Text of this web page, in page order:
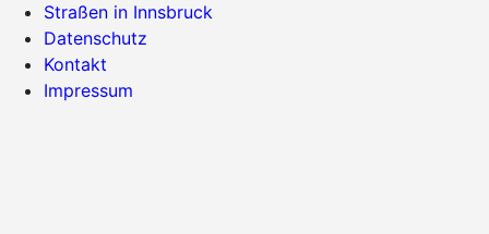
Straßen in Innsbruck
Datenschutz
Kontakt
Impressum